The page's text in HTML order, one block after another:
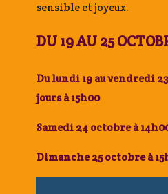
sensible et joyeux.
DU 19 AU 25
Du lundi 19 au vendredi
jours à 15h00
Samedi 24 octobre à
Dimanche 25 octobre à